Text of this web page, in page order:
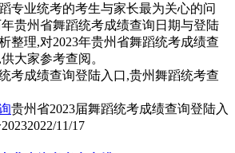
专业统考的考生与家长最为关心的问
贵州省舞蹈统考成绩查询日期与登陆
整理,对2023年贵州省舞蹈统考成绩查
大家参考查阅。
贵州省2023届舞蹈统考成绩查询登陆入
2022/11/17